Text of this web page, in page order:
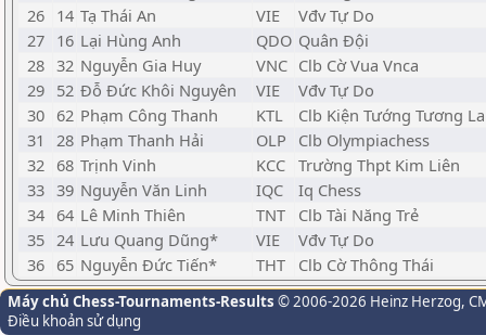
26 14 Tạ Thái An VIE
Vđv Tự Do
27 16 Lại Hùng Anh QDO Quân Đội
28 32 Nguyễn Gia Huy VNC Clb Cờ Vua Vnca
29 52 Đỗ Đức Khôi Nguyên VIE
Vđv Tự Do
30 62 Phạm Công Thanh KTL
Clb Kiện Tướng Tương
31
28 Phạm Thanh Hải OLP
Clb Olympiachess
32 68 Trịnh Vinh KCC Trường Thpt Kim Liên
33 39 Nguyễn Văn Linh IQC
Iq Chess
34 64 Lê Minh Thiên TNT
Clb Tài Năng Trẻ
35 24 Lưu Quang Dũng* VIE
Vđv Tự Do
36 65 Nguyễn Đức Tiến* THT Clb Cờ Thông Thái
Máy chủ Chess-Tournaments-Results © 2006-2026 Heinz Herzog,
Điều khoản sử dụng